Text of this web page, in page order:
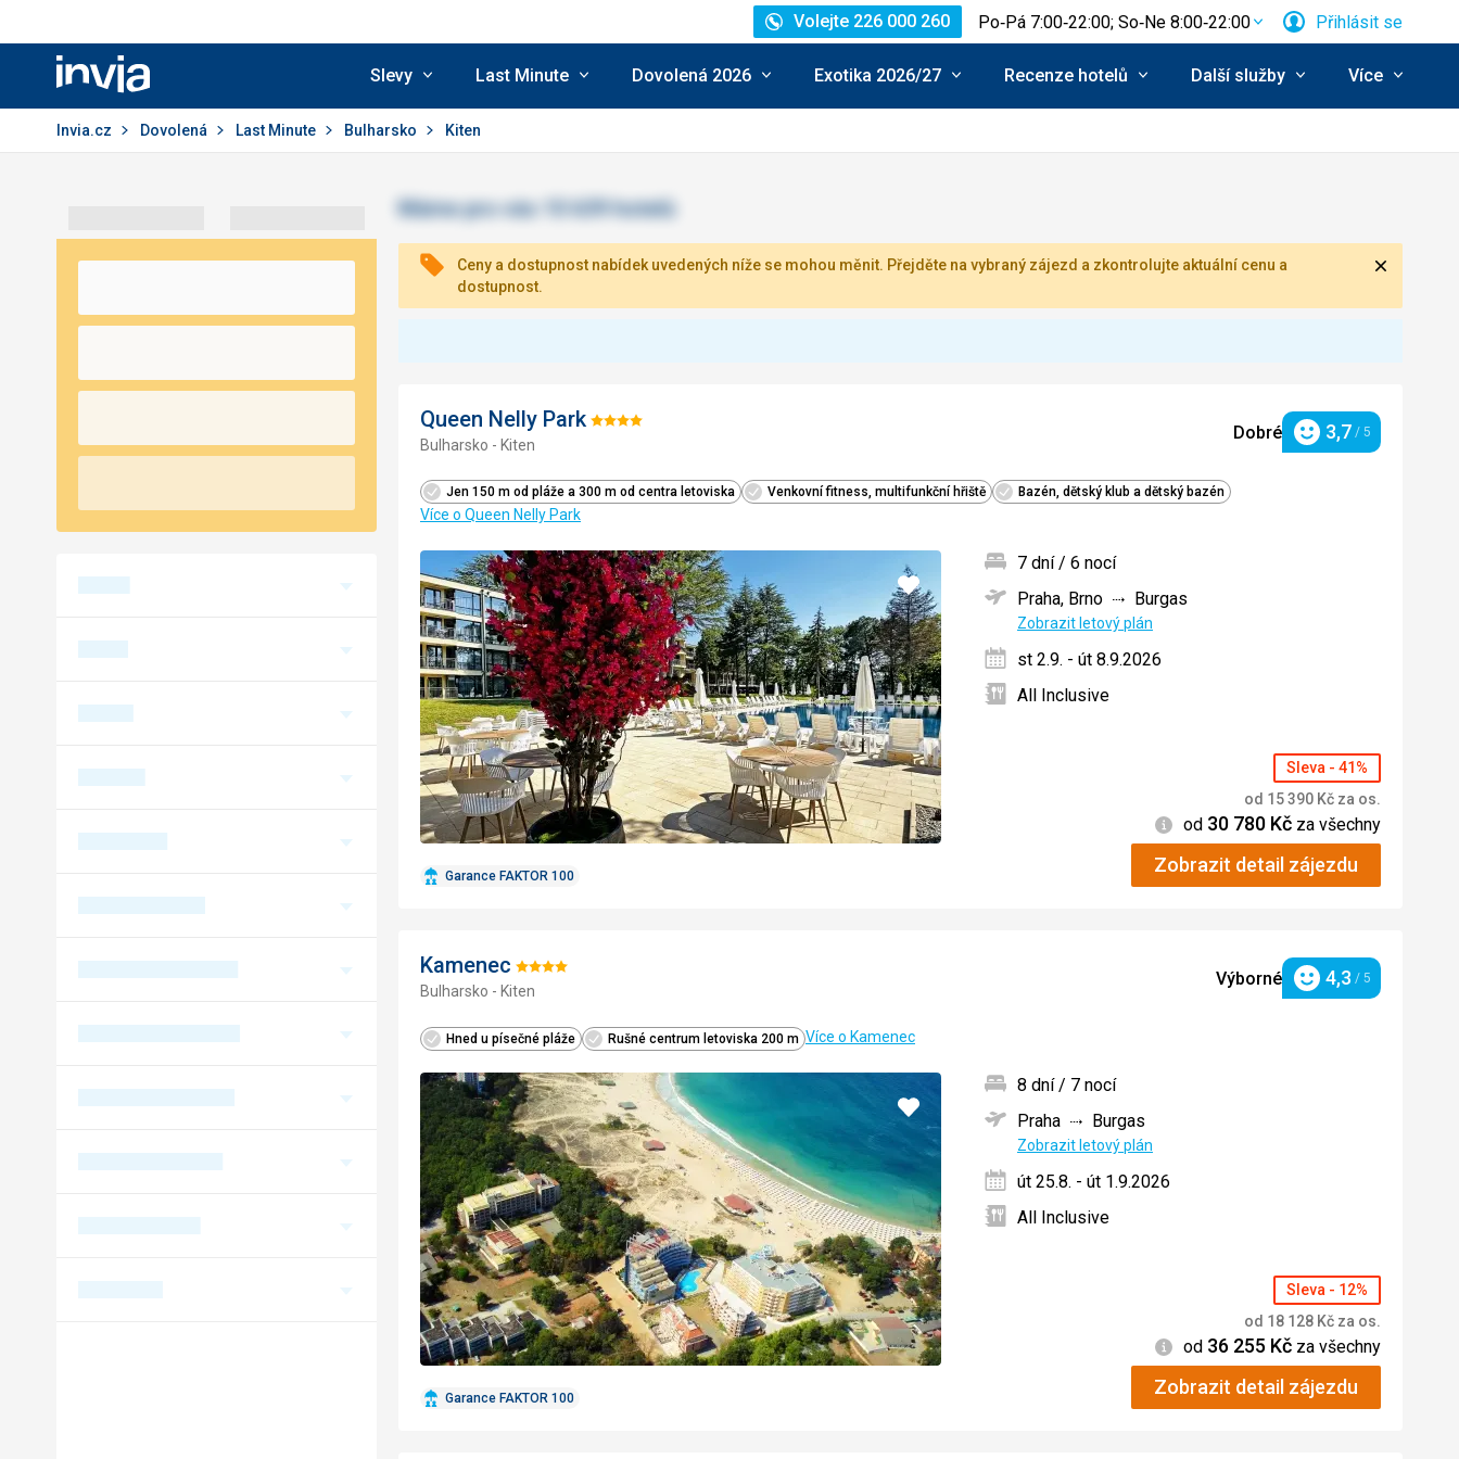
Invia.cz
Volejte 226 000 260 Po‑Pá 7:00‑22:00; So‑Ne 8:00‑22:00 Přihlásit se
Slevy Last Minute Dovolená 2026 Exotika 2026/27 Recenze hotelů Další služby Více
Invia.cz Dovolená Last Minute Bulharsko Kiten
Ceny a dostupnost nabídek uvedených níže se mohou měnit. Přejděte na vybraný zájezd a zkontrolujte aktuální cenu a
dostupnost.
Queen Nelly Park Hodnocení:
Bulharsko - Kiten
Dobré Hodnocení
3,7 / 5
Jen 150 m od pláže a 300 m od centra letoviska Venkovní fitness, multifunkční hřiště Bazén, dětský klub a dětský bazén
Více o Queen Nelly Park
Přidat
do
oblíbených
Garance FAKTOR 100
7 dní / 6 nocí
Praha, Brno
Burgas
Zobrazit letový plán
st 2.9. - út 8.9.2026
All Inclusive
Sleva - 41%
od 15 390 Kč za os.
Informace
od 30 780 Kč za všechny
Zobrazit detail zájezdu
Kamenec Hodnocení:
4/5
Bulharsko - Kiten
Výborné Hodnocení
4,3 / 5
Hned u písečné pláže Rušné centrum letoviska 200 m Více o Kamenec
Přidat
do
oblíbených
Garance FAKTOR 100
8 dní / 7 nocí
Praha
Burgas
Zobrazit letový plán
út 25.8. - út 1.9.2026
All Inclusive
Sleva - 12%
od 18 128 Kč za os.
Informace
od 36 255 Kč za všechny
Zobrazit detail zájezdu